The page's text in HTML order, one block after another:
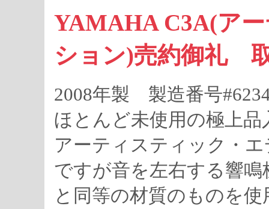
YAMAHA C3A(ア
ション)売約御礼
2008年製 製造番号
ほとんど未使用の極上
アーティスティック・
ですが音を左右する響
と同等の材質のものを